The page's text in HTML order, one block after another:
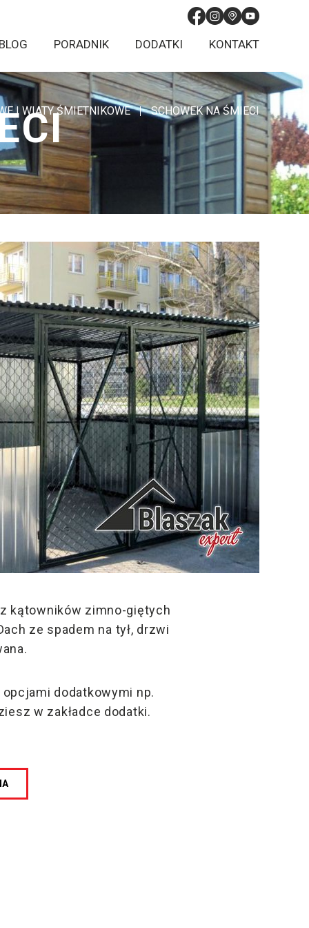
PORADNIK DODATKI KONTAKT
I WIATY ŚMIETNIKOWE SCHOWEK NA ŚMIECI
kątowników zimno-giętych
ze spadem na tył, drzwi
dodatkowymi np.
w zakładce dodatki.